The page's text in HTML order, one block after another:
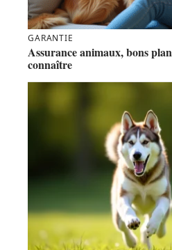
GARANTIE
Assurance animaux, bons
connaître